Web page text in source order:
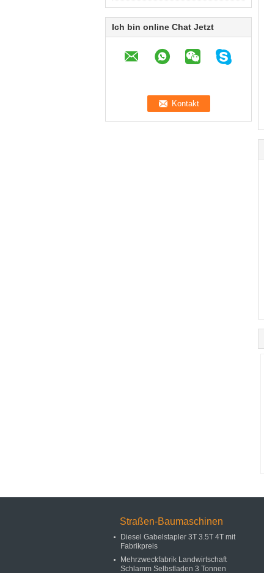
Ich bin online Chat Jetzt
Straßen-Baumaschinen
Diesel Gabelstapler 3T 3.5T 4T mit
Fabrikpreis
Mehrzweckfabrik Landwirtschaft
Schlamm Selbstladen 3 Tonnen